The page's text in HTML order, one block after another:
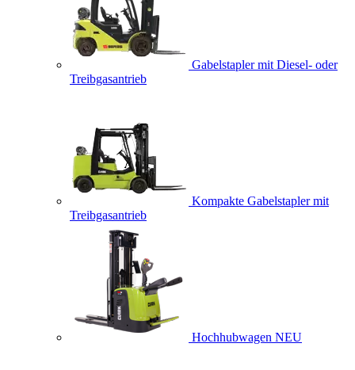
Gabelstapler mit Diesel- oder
Treibgasantrieb
Kompakte Gabelstapler mit
Treibgasantrieb
Hochhubwagen NEU